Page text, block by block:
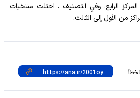
الرابع. وفي التصنيف ، احتلت منتخبات
من الأول إلى الثالث.